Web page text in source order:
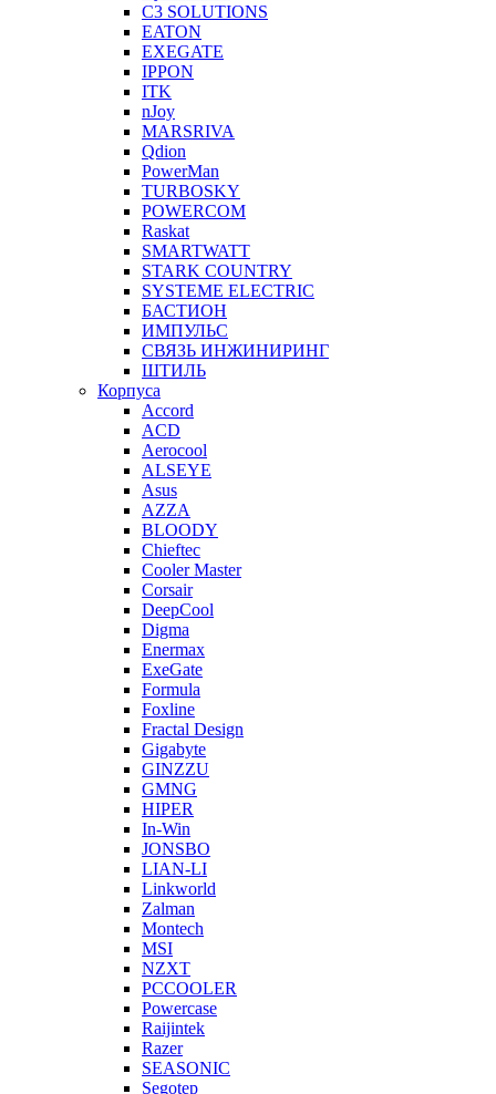
C3 SOLUTIONS
EATON
EXEGATE
IPPON
ITK
nJoy
MARSRIVA
Qdion
PowerMan
TURBOSKY
POWERCOM
Raskat
SMARTWATT
STARK COUNTRY
SYSTEME ELECTRIC
БАСТИОН
ИМПУЛЬС
СВЯЗЬ ИНЖИНИРИНГ
ШТИЛЬ
Корпуса
Accord
ACD
Aerocool
ALSEYE
Asus
AZZA
BLOODY
Chieftec
Cooler Master
Corsair
DeepCool
Digma
Enermax
ExeGate
Formula
Foxline
Fractal Design
Gigabyte
GINZZU
GMNG
HIPER
In-Win
JONSBO
LIAN-LI
Linkworld
Zalman
Montech
MSI
NZXT
PCCOOLER
Powercase
Raijintek
Razer
SEASONIC
Segotep